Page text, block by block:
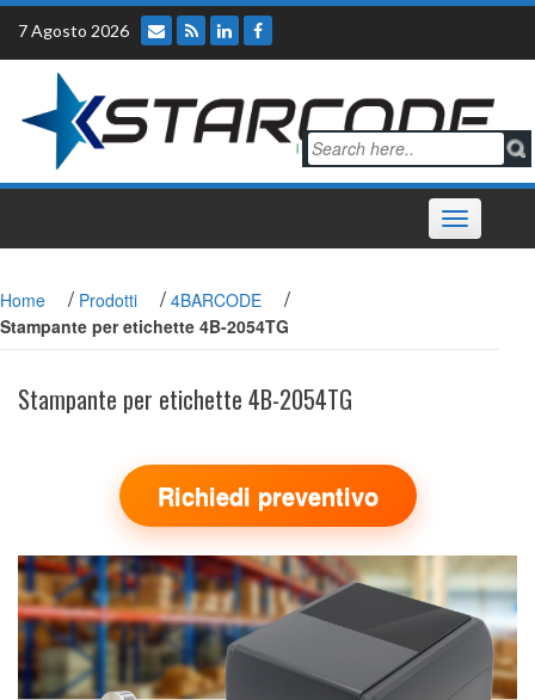
Skip
content
7 Agosto 2026
Toggle
navigation
Home / Prodotti / 4BARCODE /
Stampante per etichette 4B-2054TG
Stampante per etichette 4B-2054TG
Richiedi preventivo